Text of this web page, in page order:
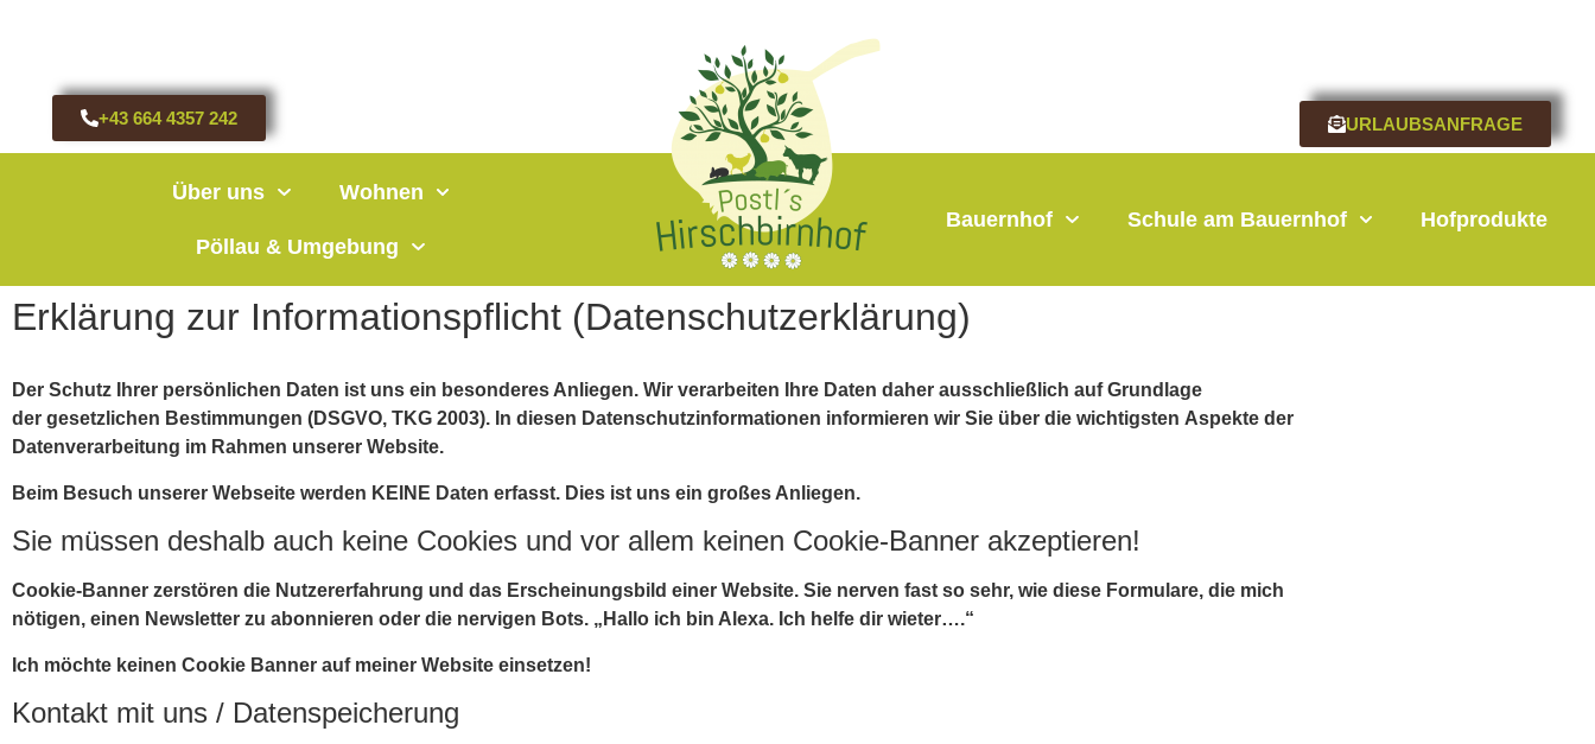
+43 664 4357 242 URLAUBSANFRAGE
Über uns Wohnen
Pöllau & Umgebung
Bauernhof Schule am Bauernhof Hofprodukte
Erklärung zur Informationspflicht (Datenschutzerklärung)
Der Schutz Ihrer persönlichen Daten ist uns ein besonderes Anliegen. Wir verarbeiten Ihre Daten daher ausschließlich auf Grundlage
der gesetzlichen Bestimmungen (DSGVO, TKG 2003). In diesen Datenschutzinformationen informieren wir Sie über die wichtigsten Aspekte der
Datenverarbeitung im Rahmen unserer Website.
Beim Besuch unserer Webseite werden KEINE Daten erfasst. Dies ist uns ein großes Anliegen.
Sie müssen deshalb auch keine Cookies und vor allem keinen Cookie-Banner akzeptieren!
Cookie-Banner zerstören die Nutzererfahrung und das Erscheinungsbild einer Website. Sie nerven fast so sehr, wie diese Formulare, die mich
nötigen, einen Newsletter zu abonnieren oder die nervigen Bots. „Hallo ich bin Alexa. Ich helfe dir wieter….“
Ich möchte keinen Cookie Banner auf meiner Website einsetzen!
Kontakt mit uns / Datenspeicherung